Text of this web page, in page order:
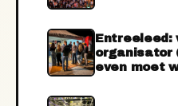
Entreeleed:
organisator
even moet